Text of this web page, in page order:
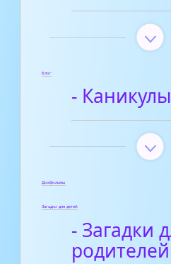
Блог
- Каникулы
Диафильмы
Загадки для детей
- Загадки
родителей